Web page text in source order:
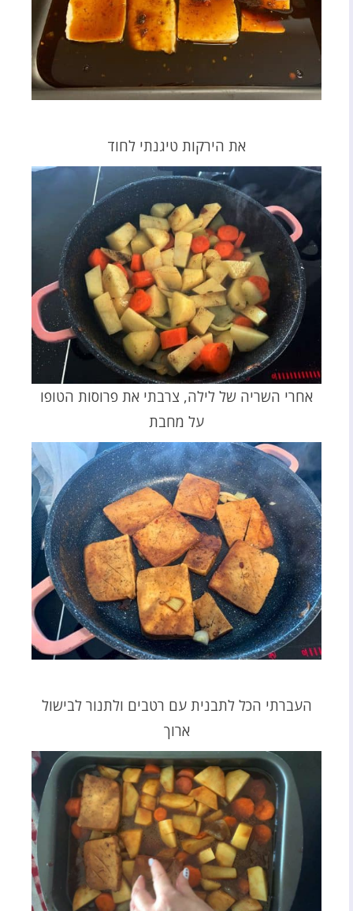
את הירקות טיגנתי לחוד
אחרי השריה של לילה, צרבתי את פרוסות הטופו
על מחבת
העברתי הכל לתבנית עם רטבים ולתנור לבישול
ארוך